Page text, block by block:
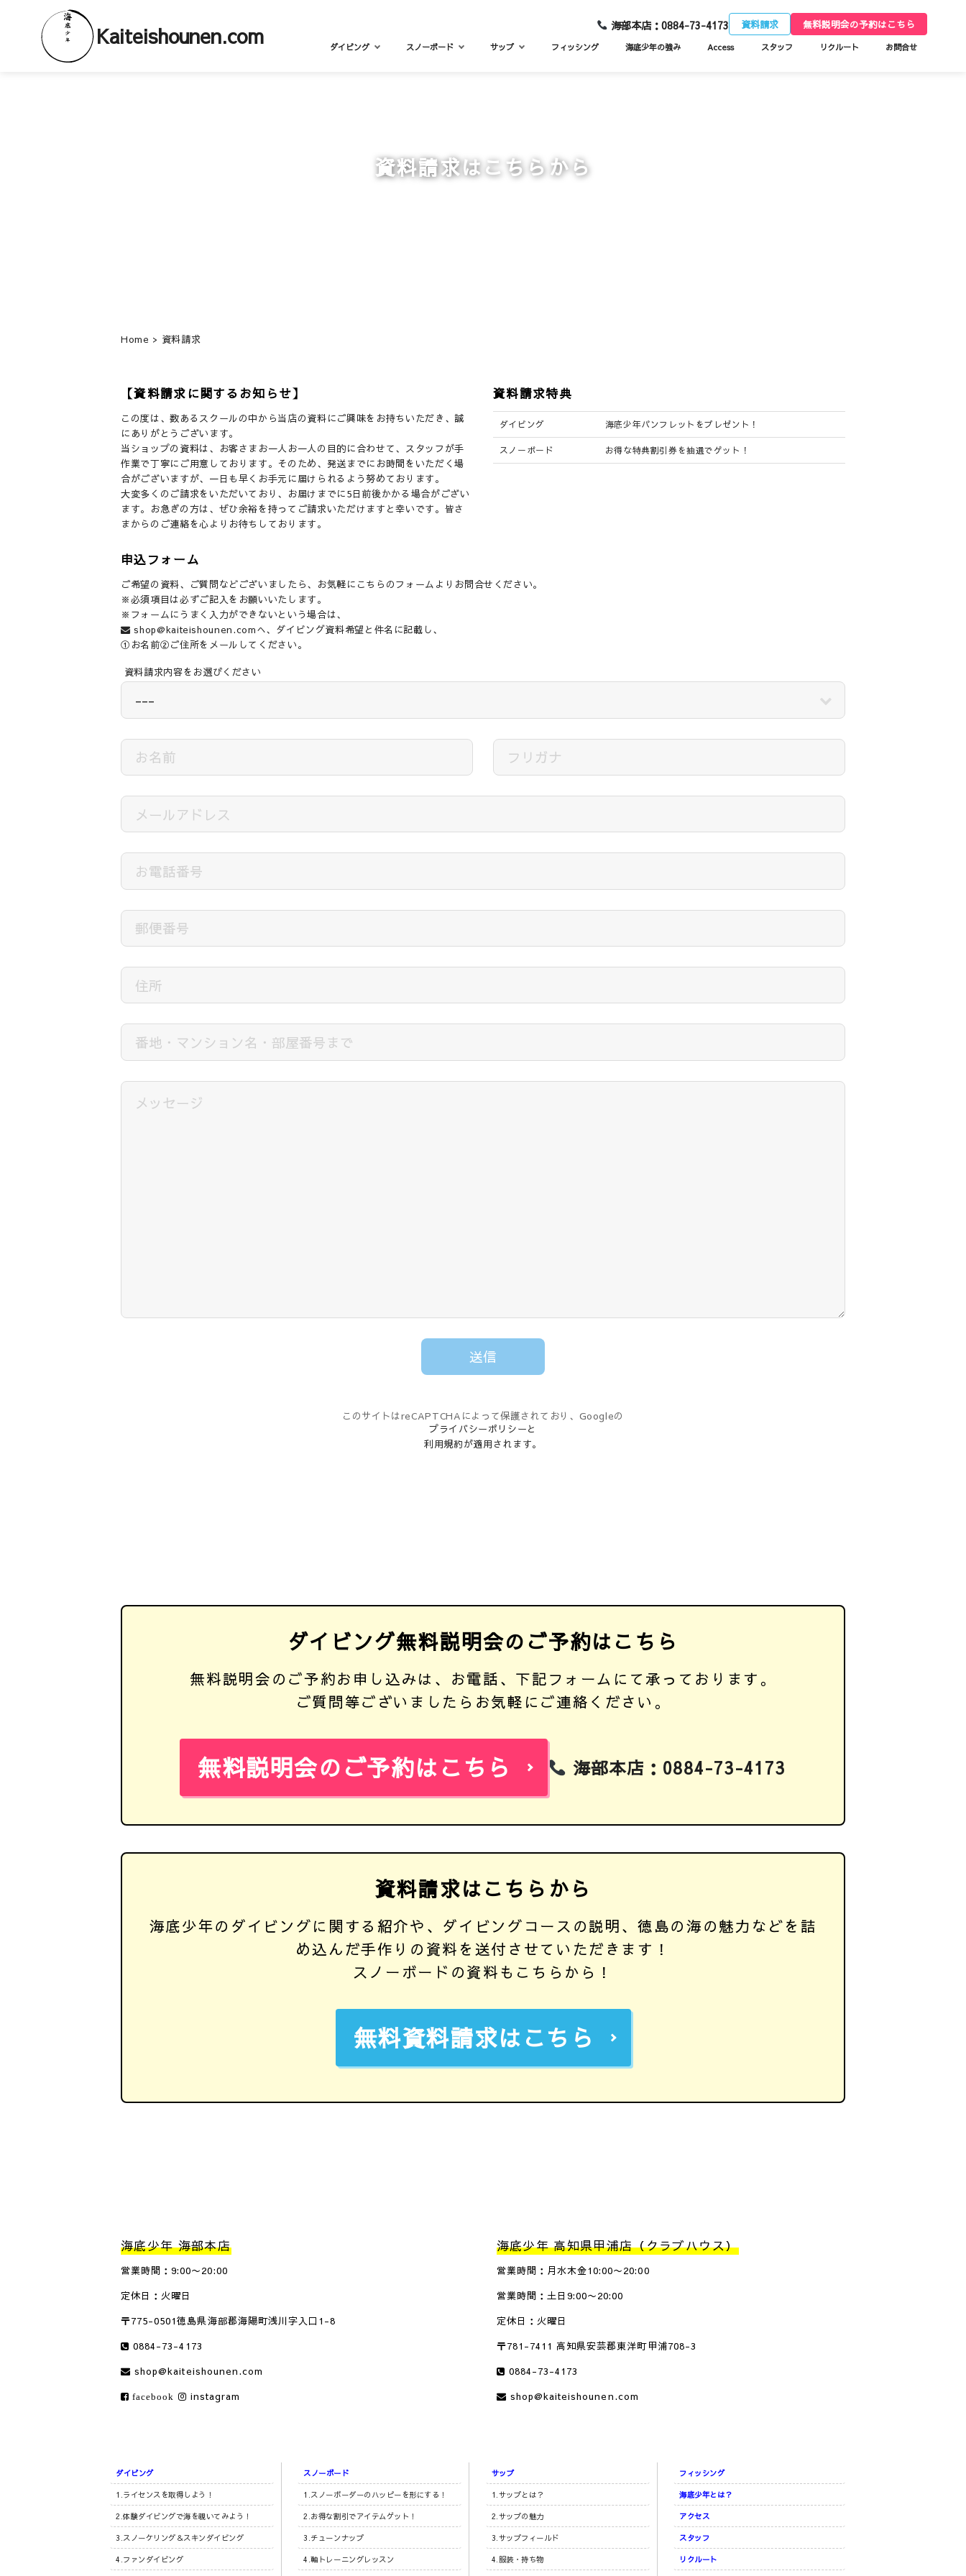
Kaiteishounen.com 海部本店：0884-73-4173 資料請求 無料説明会の予約はこちら
ダイビング スノーボード サップ フィッシング 海底少年の強み Access スタッフ リクルート お問合せ
資料請求はこちらから
Home > 資料請求
【資料請求に関するお知らせ】
この度は、数あるスクールの中から当店の資料にご興味をお持ちいただき、誠
にありがとうございます。
当ショップの資料は、お客さまお一人お一人の目的に合わせて、スタッフが手
作業で丁寧にご用意しております。そのため、発送までにお時間をいただく場
合がございますが、一日も早くお手元に届けられるよう努めております。
大変多くのご請求をいただいており、お届けまでに5日前後かかる場合がござい
ます。お急ぎの方は、ぜひ余裕を持ってご請求いただけますと幸いです。皆さ
まからのご連絡を心よりお待ちしております。
資料請求特典
ダイビング 海底少年パンフレットをプレゼント！
スノーボード お得な特典割引券を抽選でゲット！
申込フォーム
ご希望の資料、ご質問などございましたら、お気軽にこちらのフォームよりお問合せください。
※必須項目は必ずご記入をお願いいたします。
※フォームにうまく入力ができないという場合は、
shop@kaiteishounen.comへ、ダイビング資料希望と件名に記載し、
①お名前②ご住所をメールしてください。
資料請求内容をお選びください
このサイトはreCAPTCHAによって保護されており、Googleの
プライバシーポリシーと
利用規約が適用されます。
ダイビング無料説明会のご予約はこちら
無料説明会のご予約お申し込みは、お電話、下記フォームにて承っております。
ご質問等ございましたらお気軽にご連絡ください。
無料説明会のご予約はこちら 海部本店：0884-73-4173
資料請求はこちらから
海底少年のダイビングに関する紹介や、ダイビングコースの説明、徳島の海の魅力などを詰
め込んだ手作りの資料を送付させていただきます！
スノーボードの資料もこちらから！
無料資料請求はこちら
海底少年 海部本店
営業時間：9:00〜20:00
定休日：火曜日
〒775-0501徳島県海部郡海陽町浅川字入口1-8
0884-73-4173
shop@kaiteishounen.com
facebook instagram
海底少年 高知県甲浦店（クラブハウス）
営業時間：月水木金10:00〜20:00
営業時間：土日9:00〜20:00
定休日：火曜日
〒781-7411 高知県安芸郡東洋町甲浦708-3
0884-73-4173
shop@kaiteishounen.com
ダイビング
1.ライセンスを取得しよう！
2.体験ダイビングで海を覗いてみよう！
3.スノーケリング＆スキンダイビング
4.ファンダイビング
スノーボード
1.スノーボーダーのハッピーを形にする！
2.お得な割引でアイテムゲット！
3.チューンナップ
4.軸トレーニングレッスン
サップ
1.サップとは？
2.サップの魅力
3.サップフィールド
4.服装・持ち物
フィッシング
海底少年とは？
アクセス
スタッフ
リクルート